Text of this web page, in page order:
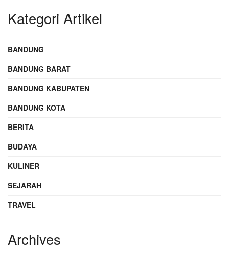
Kategori Artikel
BANDUNG
BANDUNG BARAT
BANDUNG KABUPATEN
BANDUNG KOTA
BERITA
BUDAYA
KULINER
SEJARAH
TRAVEL
Archives